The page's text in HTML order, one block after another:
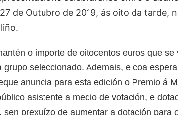
de Outubro de 2019, ás oito da tarde,
o importe de oitocentos euros que se
grupo seleccionado. Ademais, e coa
anuncia para esta edición o Premio á
asistente a medio de votación, e
sen prexuízo de aumentar a dotación para